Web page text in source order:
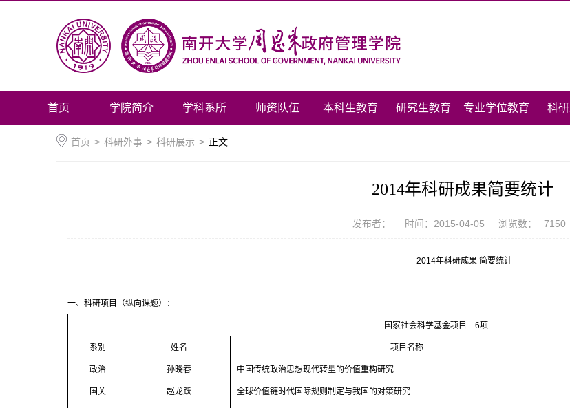
首页 学院简介 学科系所 师资队伍 本科生教育 研究生教育 专业学位教育 科
首页 > 科研外事 > 科研展示 > 正文
2014年科研成果简要统计
发布者： 时间：2015-04-05 浏览数： 7150
2014年科研成果 简要统计
一、科研项目（纵向课题）：
国家社会科学基金项目 6项
系别 姓名 项目名称
政治 孙晓春 中国传统政治思想现代转型的价值重构研究
国关 赵龙跃 全球价值链时代国际规则制定与我国的对策研究